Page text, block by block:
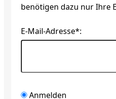
benötigen dazu nur Ihre
E-Mail-Adresse*:
Anmelden